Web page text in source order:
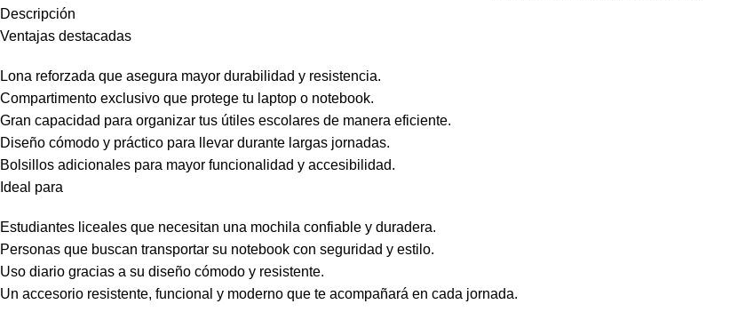
Descripción
Ventajas destacadas
Lona reforzada que asegura mayor durabilidad y resistencia.
Compartimento exclusivo que protege tu laptop o notebook.
Gran capacidad para organizar tus útiles escolares de manera eficiente.
Diseño cómodo y práctico para llevar durante largas jornadas.
Bolsillos adicionales para mayor funcionalidad y accesibilidad.
Ideal para
Estudiantes liceales que necesitan una mochila confiable y duradera.
Personas que buscan transportar su notebook con seguridad y estilo.
Uso diario gracias a su diseño cómodo y resistente.
Un accesorio resistente, funcional y moderno que te acompañará en cada jornada.